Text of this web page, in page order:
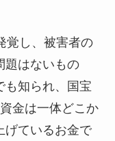
覚し、被害者の
題はないもの
も知られ、国宝
金は一体どこか
げているお金で